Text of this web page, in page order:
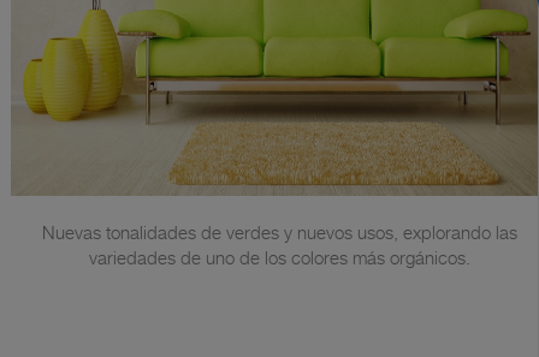
Nuevas tonalidades de verdes y nuevos usos, explorando las
variedades de uno de los colores más orgánicos.